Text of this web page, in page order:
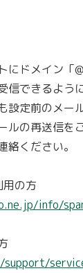
にドメイン「
できるよう
設定前のメー
ルの再送信を
絡ください。
の方
info/
support/